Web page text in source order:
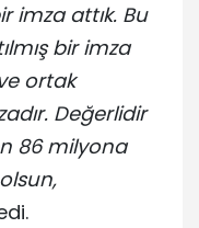
imza attık. Bu
bir imza
ortak
Değerlidir
86 milyona